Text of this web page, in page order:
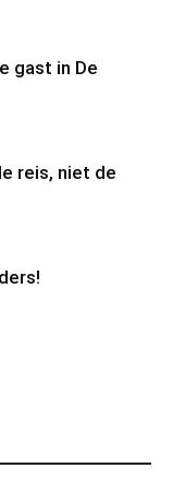
gast in De
reis, niet de